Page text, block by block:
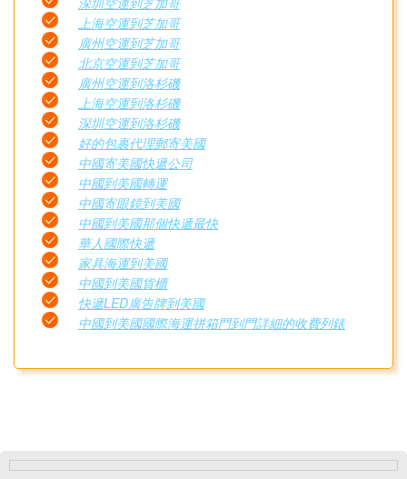
上海空運到芝加哥
廣州空運到芝加哥
北京空運到芝加哥
廣州空運到洛杉磯
上海空運到洛杉磯
深圳空運到洛杉磯
好的包裹代理郵寄美國
中國寄美國快遞公司
中國到美國轉運
中國寄眼鏡到美國
中國到美國那個快遞最快
華人國際快遞
家具海運到美國
中國到美國貨櫃
快遞LED廣告牌到美國
中國到美國國際海運拼箱門到門詳細的收費列錶